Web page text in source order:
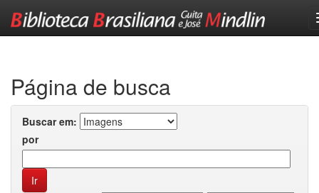
Página de busca
Buscar em:
por